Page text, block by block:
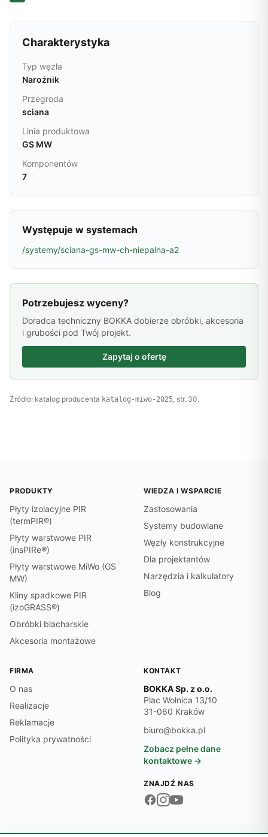
Charakterystyka
Typ węzła
Narożnik
Przegroda
sciana
Linia produktowa
GS MW
Komponentów
7
Występuje w systemach
/systemy/sciana-gs-mw-ch-niepalna-a2
Potrzebujesz wyceny?
Doradca techniczny BOKKA dobierze obróbki, akcesoria
i grubości pod Twój projekt.
Zapytaj o ofertę
Źródło: katalog producenta katalog-miwo-2025, str. 30.
PRODUKTY
Płyty izolacyjne PIR
(termPIR®)
Płyty warstwowe PIR
(insPIRe®)
Płyty warstwowe MiWo (GS
MW)
Kliny spadkowe PIR
(izoGRASS®)
Obróbki blacharskie
Akcesoria montażowe
WIEDZA I WSPARCIE
Zastosowania
Systemy budowlane
Węzły konstrukcyjne
Dla projektantów
Narzędzia i kalkulatory
Blog
FIRMA
O nas
Realizacje
Reklamacje
Polityka prywatności
KONTAKT
BOKKA Sp. z o.o.
Plac Wolnica 13/10
31-060 Kraków
biuro@bokka.pl
Zobacz pełne dane
kontaktowe →
ZNAJDŹ NAS